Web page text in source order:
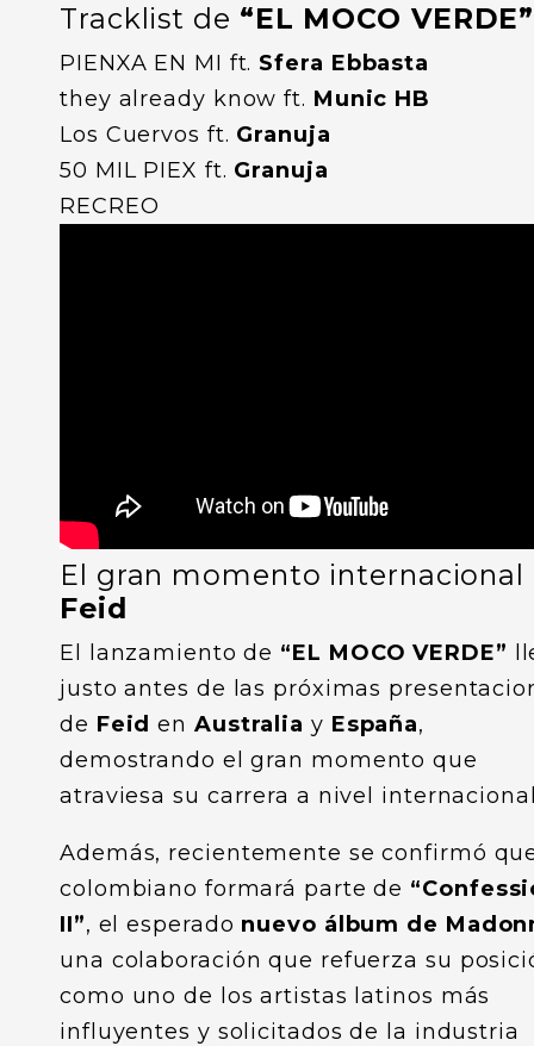
Tracklist de “EL MOCO VERDE”
PIENXA EN MI ft. Sfera Ebbasta
they already know ft. Munic HB
Los Cuervos ft. Granuja
50 MIL PIEX ft. Granuja
RECREO
El gran momento internacional
Feid
El lanzamiento de “EL MOCO VERDE”
justo antes de las próximas
de Feid en Australia y España,
demostrando el gran momento que
atraviesa su carrera a nivel
Además, recientemente se confirmó
colombiano formará parte de
II”, el esperado nuevo álbum de
una colaboración que refuerza su
como uno de los artistas latinos más
influyentes y solicitados de la industria